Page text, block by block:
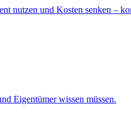
nutzen und Kosten senken –
Eigentümer wissen müssen.